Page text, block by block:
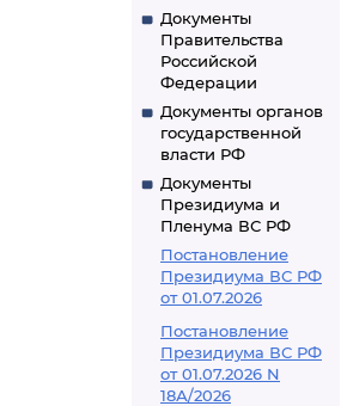
Документы
Правительства
Российской
Федерации
Документы органов
государственной
власти РФ
Документы
Президиума и
Пленума ВС РФ
Постановление
Президиума ВС РФ
от 01.07.2026
Постановление
Президиума ВС РФ
от 01.07.2026 N
18А/2026